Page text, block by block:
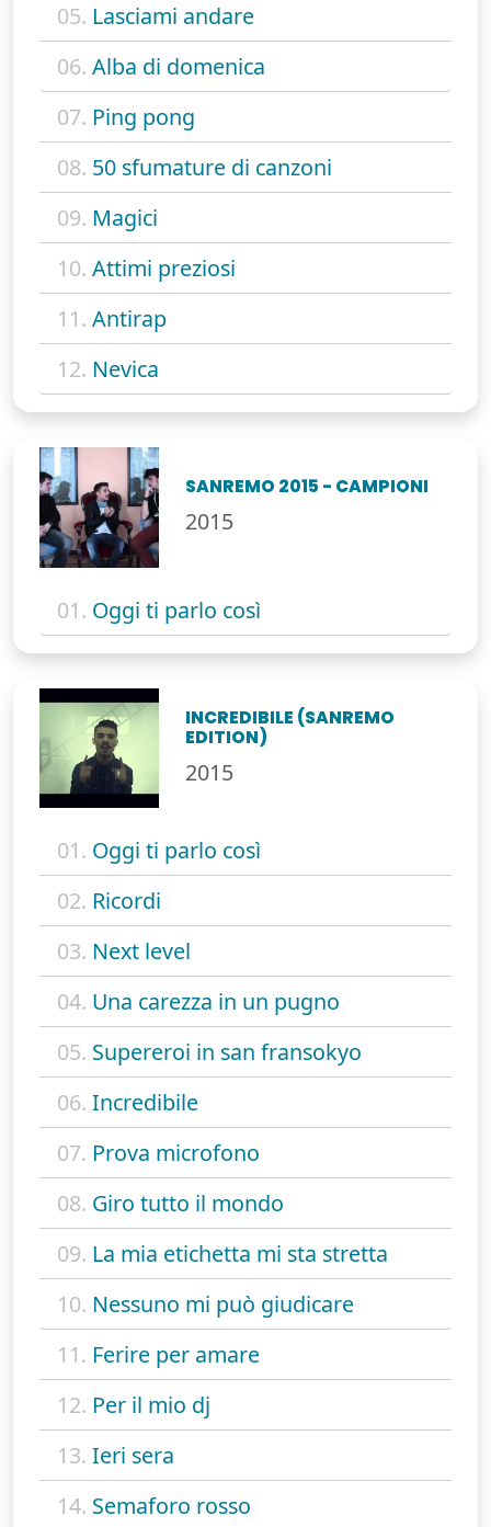
05. Lasciami andare
06. Alba di domenica
07. Ping pong
08. 50 sfumature di canzoni
09. Magici
10. Attimi preziosi
11. Antirap
12. Nevica
SANREMO 2015 - CAMPIONI
2015
01. Oggi ti parlo così
INCREDIBILE (SANREMO
EDITION)
2015
01. Oggi ti parlo così
02. Ricordi
03. Next level
04. Una carezza in un pugno
05. Supereroi in san fransokyo
06. Incredibile
07. Prova microfono
08. Giro tutto il mondo
09. La mia etichetta mi sta stretta
10. Nessuno mi può giudicare
11. Ferire per amare
12. Per il mio dj
13. Ieri sera
14. Semaforo rosso